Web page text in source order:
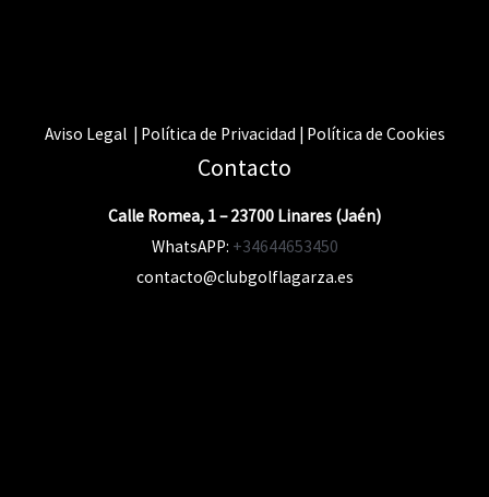
Aviso Legal | Política de Privacidad | Política de Cookies
Contacto
Calle Romea, 1 – 23700 Linares (Jaén)
WhatsAPP: +34644653450
contacto@clubgolflagarza.es